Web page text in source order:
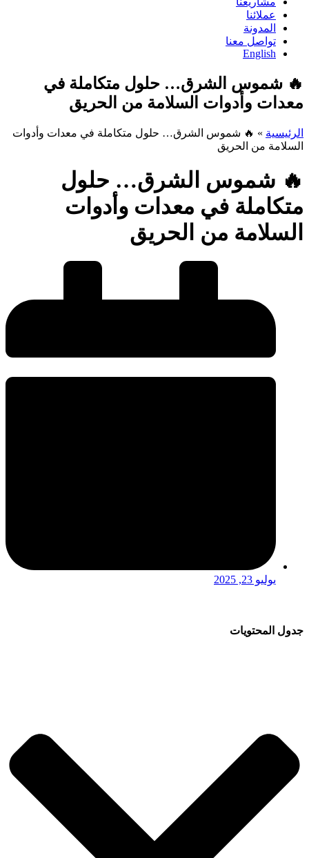
عملائنا
المدونة
تواصل معنا
English
🔥 شموس الشرق… حلول متكاملة في
معدات وأدوات السلامة من الحريق
الرئيسية » 🔥 شموس الشرق… حلول متكاملة في معدات وأدوات
السلامة من الحريق
🔥 شموس الشرق… حلول
متكاملة في معدات وأدوات
السلامة من الحريق
يوليو 23, 2025
جدول المحتويات